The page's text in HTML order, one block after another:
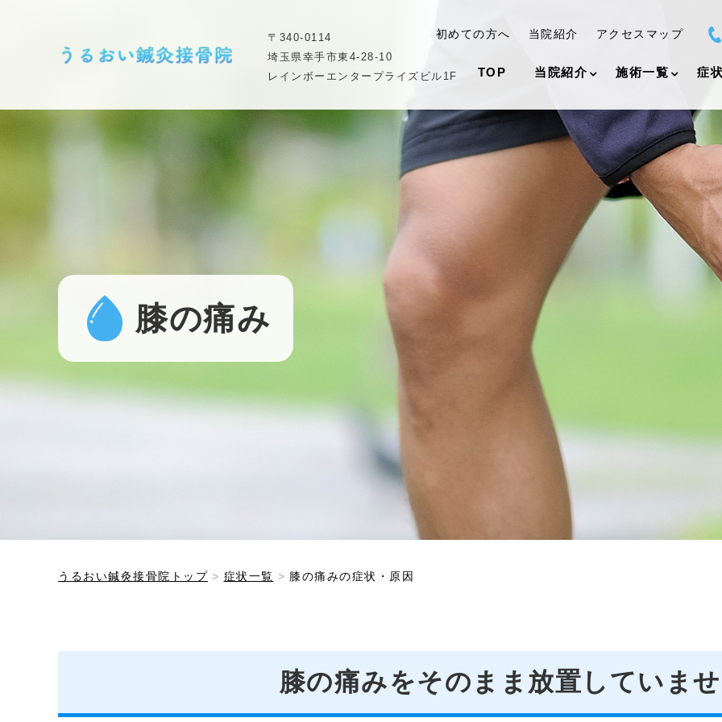
〒340-0114
埼玉県幸手市東4-28-10
レインボーエンタープライズビル1F
初めての方へ 当院紹介 アクセスマップ
TOP 当院紹介 施術一覧 症
膝の痛み
うるおい鍼灸接骨院トップ 症状一覧 膝の痛みの症状・原因
膝の痛みをそのまま放置していま